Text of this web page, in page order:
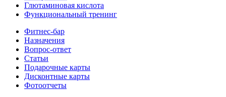
Глютаминовая кислота
Функциональный тренинг
Фитнес-бар
Назначения
Вопрос-ответ
Статьи
Подарочные карты
Дисконтные карты
Фотоотчеты